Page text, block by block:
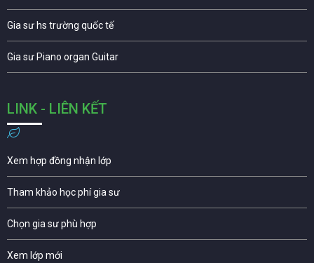
Gia sư hs trường quốc tế
Gia sư Piano organ Guitar
LINK - LIÊN KẾT
Xem hợp đồng nhận lớp
Tham khảo học phí gia sư
Chọn gia sư phù hợp
Xem lớp mới